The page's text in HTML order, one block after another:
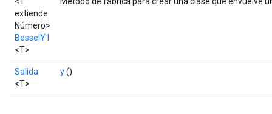
extiende
Número>
BesselY1
<T>
Salida
<T>
y()